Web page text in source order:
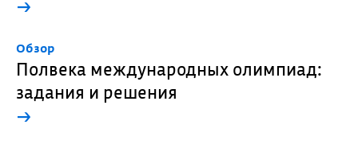
→
Обзор
Полвека международных олимпиад:
задания и решения
→